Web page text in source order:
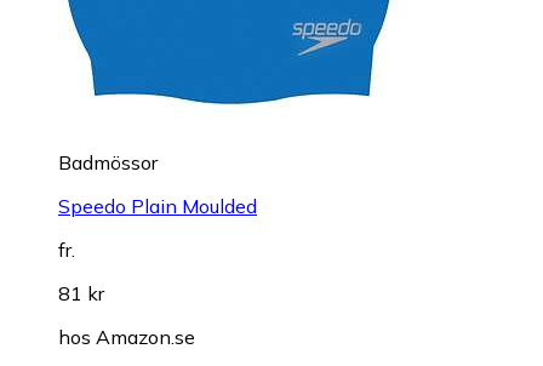
Badmössor
Speedo Plain Moulded
fr.
81 kr
hos Amazon.se